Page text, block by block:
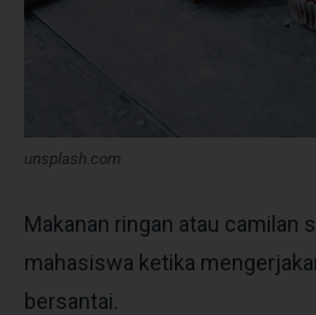
unsplash.com
Makanan ringan atau camilan
mahasiswa ketika
bersantai.